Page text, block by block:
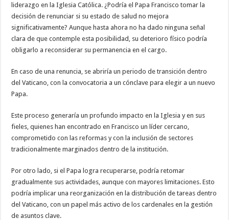
liderazgo en la Iglesia Católica. ¿Podría el Papa Francisco tomar la
decisión de renunciar si su estado de salud no mejora
significativamente? Aunque hasta ahora no ha dado ninguna señal
clara de que contemple esta posibilidad, su deterioro físico podría
obligarlo a reconsiderar su permanencia en el cargo.
En caso de una renuncia, se abriría un periodo de transición dentro
del Vaticano, con la convocatoria a un cónclave para elegir a un nuevo
Papa.
Este proceso generaría un profundo impacto en la Iglesia y en sus
fieles, quienes han encontrado en Francisco un líder cercano,
comprometido con las reformas y con la inclusión de sectores
tradicionalmente marginados dentro de la institución.
Por otro lado, si el Papa logra recuperarse, podría retomar
gradualmente sus actividades, aunque con mayores limitaciones. Esto
podría implicar una reorganización en la distribución de tareas dentro
del Vaticano, con un papel más activo de los cardenales en la gestión
de asuntos clave.